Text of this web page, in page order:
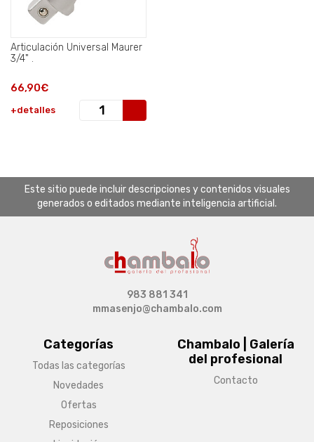
Articulación Universal Maurer
3/4" .
66,90€
+detalles
Este sitio puede incluir descripciones y contenidos visuales
generados o editados mediante inteligencia artificial.
Categorías
Todas las categorías
Novedades
Ofertas
Reposiciones
Chambalo | Galería
del profesional
Contacto
983 881 341
mmasenjo@chambalo.com